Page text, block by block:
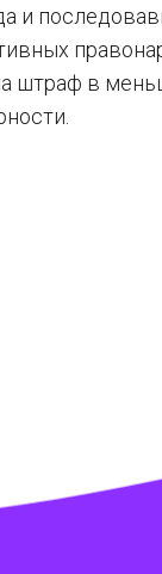
и
штраф в